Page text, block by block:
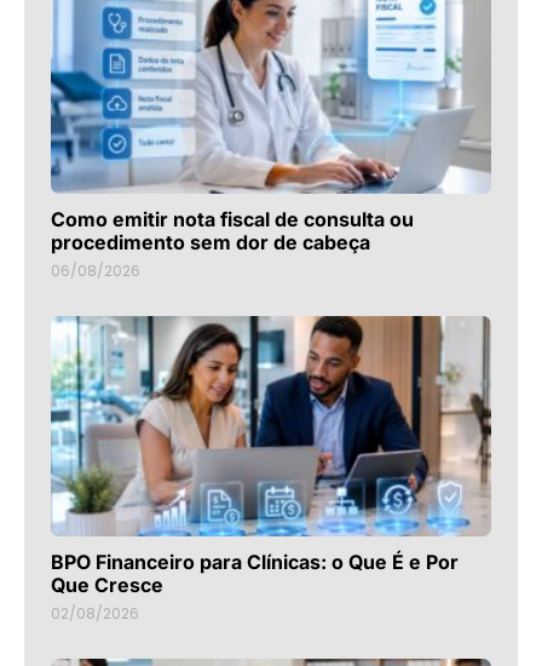
Como emitir nota fiscal de consulta ou
procedimento sem dor de cabeça
06/08/2026
BPO Financeiro para Clínicas: o Que É e Por
Que Cresce
02/08/2026